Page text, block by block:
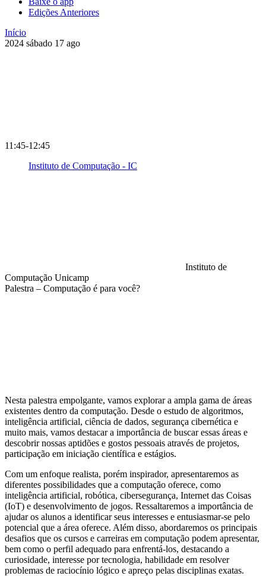
Edições Anteriores
Início
2024 sábado 17 ago
11:45-12:45
Instituto de Computação - IC
Instituto de
Computação Unicamp
Palestra – Computação é para você?
Nesta palestra empolgante, vamos explorar a ampla gama de áreas
existentes dentro da computação. Desde o estudo de algoritmos,
inteligência artificial, ciência de dados, segurança cibernética e
muito mais, vamos destacar a importância de buscar essas áreas e
descobrir nossas aptidões e gostos pessoais através de projetos,
participação em iniciação científica e estágios.
Com um enfoque realista, porém inspirador, apresentaremos as
diferentes possibilidades que a computação oferece, como
inteligência artificial, robótica, cibersegurança, Internet das Coisas
(IoT) e desenvolvimento de jogos. Ressaltaremos a importância de
ajudar os alunos a identificar seus interesses e entusiasmar-se pelo
potencial que a área oferece. Além disso, abordaremos os principais
desafios que os cursos e carreiras em computação podem apresentar,
bem como o perfil adequado para enfrentá-los, destacando a
curiosidade, interesse por tecnologia, habilidade em resolver
problemas de raciocínio lógico e apreço pelas disciplinas exatas.